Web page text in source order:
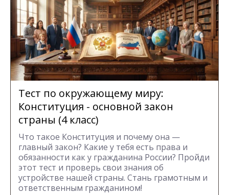
Тест по окружающему миру:
Конституция - основной закон
страны (4 класс)
Что такое Конституция и почему она —
главный закон? Какие у тебя есть права и
обязанности как у гражданина России? Пройди
этот тест и проверь свои знания об
устройстве нашей страны. Стань грамотным и
ответственным гражданином!